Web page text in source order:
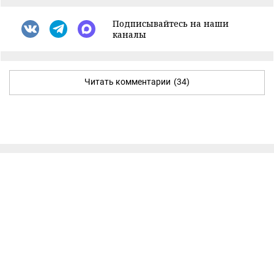
Подписывайтесь на наши
каналы
Читать комментарии (34)